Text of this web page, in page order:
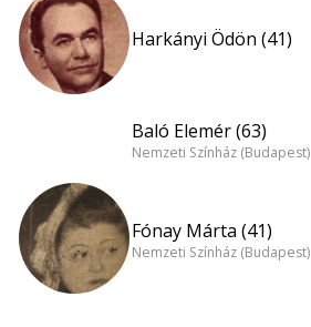
Harkányi Ödön (41)
Baló Elemér (63)
Nemzeti Színház (Budapest)
Fónay Márta (41)
Nemzeti Színház (Budapest)